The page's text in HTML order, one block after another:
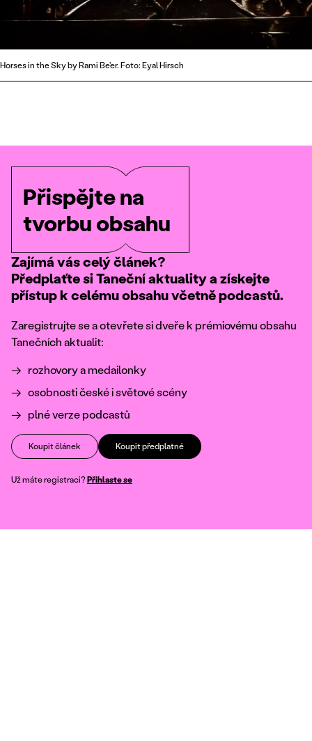
Horses in the Sky by Rami Be'er. Foto: Eyal Hirsch
Přispějte na
tvorbu obsahu
Zajímá vás celý článek?
Předplaťte si Taneční aktuality a získejte
přístup k celému obsahu včetně podcastů.
Zaregistrujte se a otevřete si dveře k prémiovému obsahu
Tanečních aktualit:
rozhovory a medailonky
osobnosti české i světové scény
plné verze podcastů
Koupit článek Koupit předplatné
Už máte registraci?Přihlaste se